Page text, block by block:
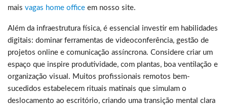
mais vagas home office em nosso site.
Além da infraestrutura física, é essencial investir em habilidades
digitais: dominar ferramentas de videoconferência, gestão de
projetos online e comunicação assíncrona. Considere criar um
espaço que inspire produtividade, com plantas, boa ventilação e
organização visual. Muitos profissionais remotos bem-
sucedidos estabelecem rituais matinais que simulam o
deslocamento ao escritório, criando uma transição mental clara